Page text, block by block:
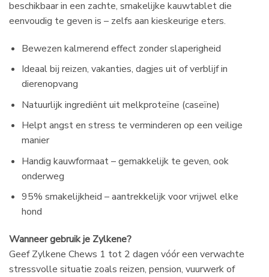
beschikbaar in een zachte, smakelijke kauwtablet die
eenvoudig te geven is – zelfs aan kieskeurige eters.
Bewezen kalmerend effect zonder slaperigheid
Ideaal bij reizen, vakanties, dagjes uit of verblijf in
dierenopvang
Natuurlijk ingrediënt uit melkproteïne (caseïne)
Helpt angst en stress te verminderen op een veilige
manier
Handig kauwformaat – gemakkelijk te geven, ook
onderweg
95% smakelijkheid – aantrekkelijk voor vrijwel elke
hond
Wanneer gebruik je Zylkene?
Geef Zylkene Chews 1 tot 2 dagen vóór een verwachte
stressvolle situatie zoals reizen, pension, vuurwerk of